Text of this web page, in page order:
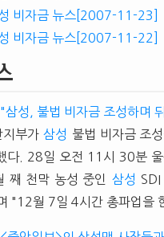
비자금 뉴스[2007-11-23]
비자금 뉴스[2007-11-22]
"삼성, 불법 비자금 조성하며
지부가 삼성 불법 비자금 조
다. 28일 오전 11시 30분
째 천막 농성 중인 삼성
"12월 7일 4시간 총파업을